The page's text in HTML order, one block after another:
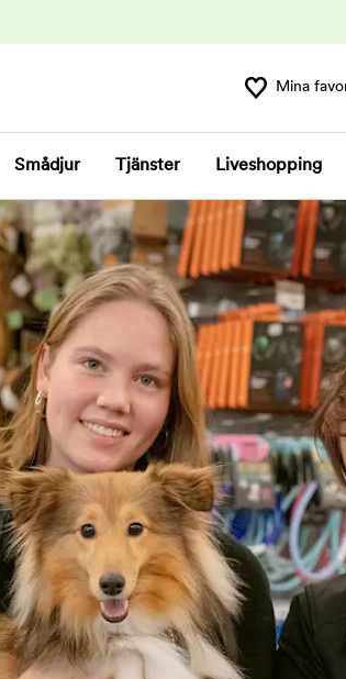
Mina
Smådjur Tjänster Liveshopping